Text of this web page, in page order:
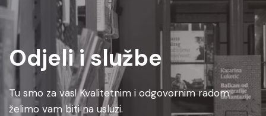
Odjeli i službe
Tu smo za vas! Kvalitetnim i odgovornim radom
želimo vam biti na usluzi.